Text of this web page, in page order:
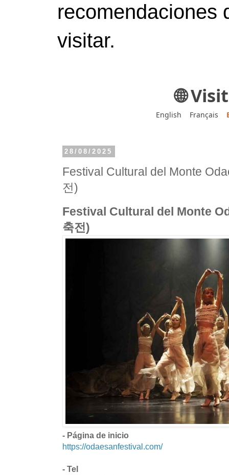
recomendaciones
visitar.
🌐
English Français
28/08/2025
Festival Cultural del Monte
전)
Festival Cultural del Monte
축전)
- Página de inicio
https://odaesanfestival.com/
- Tel